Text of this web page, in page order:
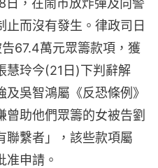
日，在鬧市放炸彈及向警
止而沒有發生。律政司日
67.4萬元眾籌款項，獲
慧玲今(21日)下判辭解
吳智鴻屬《反恐條例》
曾助他們眾籌的女被告劉
聯繫者」，該些款項屬
准申請。